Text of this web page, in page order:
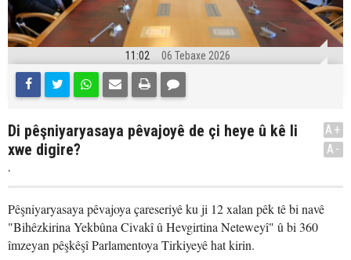
11:02 06 Tebaxe 2026
Di pêşniyaryasaya pêvajoyê de çi heye û kê li
xwe digire?
.
A+
A-
Pêşniyaryasaya pêvajoya çareseriyê ku ji 12 xalan pêk tê bi navê
"Bihêzkirina Yekbûna Civakî û Hevgirtina Neteweyî" û bi 360
îmzeyan pêşkêşî Parlamentoya Tirkiyeyê hat kirin.